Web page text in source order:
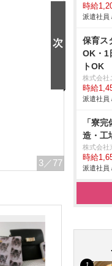
3 ／77
時給
派遣社員
保育ス
OK・1
トOK
株式会社
時給
派遣社員
「寮
造・工
株式会社
時給
派遣社員